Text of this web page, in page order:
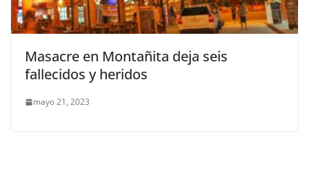
Masacre en Montañita deja seis
fallecidos y heridos
mayo 21, 2023